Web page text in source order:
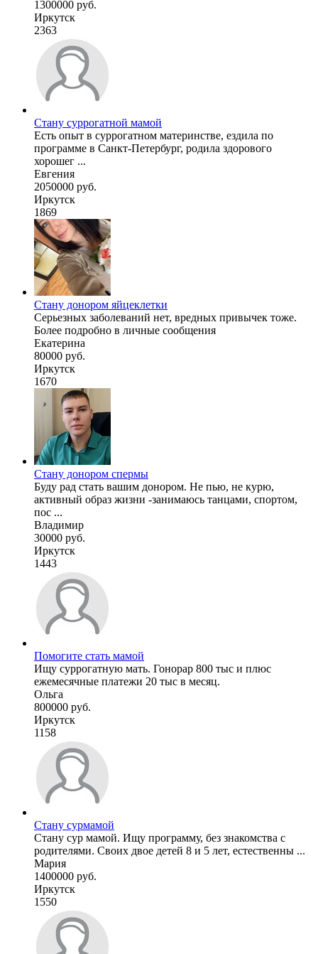
1300000 руб.
Иркутск
2363
Стану суррогатной мамой
Есть опыт в суррогатном материнстве, ездила по
программе в Санкт-Петербург, родила здорового
хорошег ...
Евгения
2050000 руб.
Иркутск
1869
Стану донором яйцеклетки
Серьезных заболеваний нет, вредных привычек тоже.
Более подробно в личные сообщения
Екатерина
80000 руб.
Иркутск
1670
Стану донором спермы
Буду рад стать вашим донором. Не пью, не курю,
активный образ жизни -занимаюсь танцами, спортом,
пос ...
Владимир
30000 руб.
Иркутск
1443
Помогите стать мамой
Ищу суррогатную мать. Гонорар 800 тыс и плюс
ежемесячные платежи 20 тыс в месяц.
Ольга
800000 руб.
Иркутск
1158
Стану сурмамой
Стану сур мамой. Ищу программу, без знакомства с
родителями. Своих двое детей 8 и 5 лет, естественны ...
Мария
1400000 руб.
Иркутск
1550